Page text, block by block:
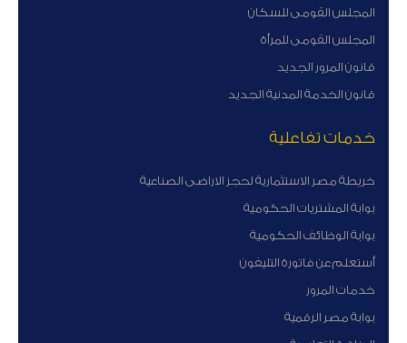
المجلس القومى للسكان
المجلس القومى للمرأة
قانون المرور الجديد
قانون الخدمة المدنية الجديد
خدمات تفاعلية
خريطة مصر الاستثمارية لحجز الاراضى الصناعية
بوابة المشتريات الحكومية
بوابة الوظائف الحكومية
أستعلم عن فاتورة التليفون
خدمات المرور
بوابة مصر الرقمية